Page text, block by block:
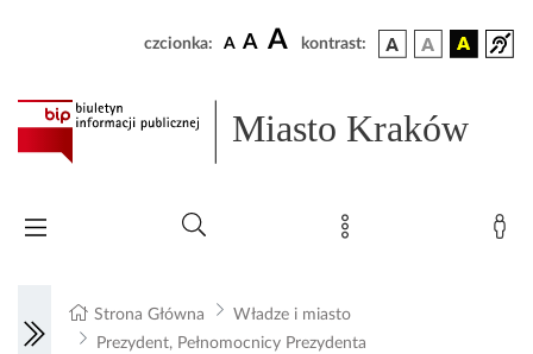
czcionka: A A A kontrast:
Miasto Kraków
Strona Główna
Władze i miasto
Prezydent, Pełnomocnicy Prezydenta